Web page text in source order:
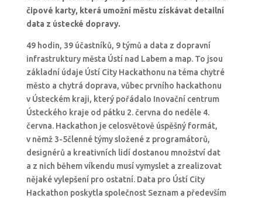
čipové karty, která umožní městu získávat detailní
data z ústecké dopravy.
49 hodin, 39 účastníků, 9 týmů a data z dopravní
infrastruktury města Ústí nad Labem a map. To jsou
základní údaje Ústí City Hackathonu na téma chytré
město a chytrá doprava, vůbec prvního hackathonu
v Ústeckém kraji, který pořádalo Inovační centrum
Ústeckého kraje od pátku 2. června do neděle 4.
června. Hackathon je celosvětově úspěšný formát,
v němž 3-5členné týmy složené z programátorů,
designérů a kreativních lidí dostanou množství dat
a z nich během víkendu musí vymyslet a zrealizovat
nějaké vylepšení pro ostatní. Data pro Ústí City
Hackathon poskytla společnost Seznam a především